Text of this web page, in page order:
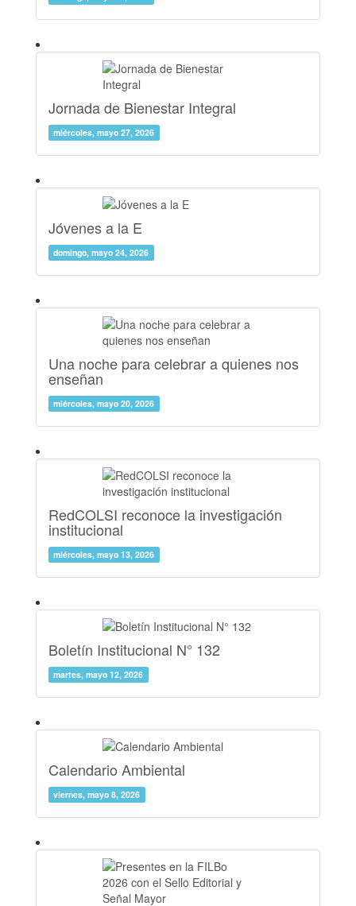
Jornada de Bienestar Integral
miércoles, mayo 27, 2026
Jóvenes a la E
domingo, mayo 24, 2026
Una noche para celebrar a quienes nos
enseñan
miércoles, mayo 20, 2026
RedCOLSI reconoce la investigación
institucional
miércoles, mayo 13, 2026
Boletín Institucional N° 132
martes, mayo 12, 2026
Calendario Ambiental
viernes, mayo 8, 2026